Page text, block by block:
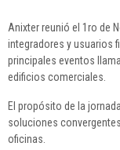
Anixter reunió el 1ro de
integradores y usuarios
principales eventos
edificios comerciales.
El propósito de la
soluciones
oficinas.